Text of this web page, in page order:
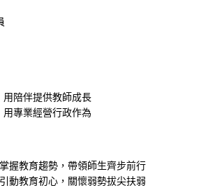
陪伴提供教師成長
專業經營行政作為
握教育趨勢，帶領師生齊步前行
動教育初心，關懷弱勢拔尖扶弱